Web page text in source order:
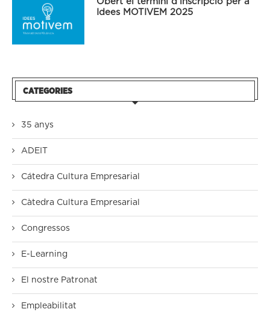
Idees MOTIVEM 2025
CATEGORIES
35 anys
ADEIT
Cátedra Cultura Empresarial
Càtedra Cultura Empresarial
Congressos
E-Learning
El nostre Patronat
Empleabilitat